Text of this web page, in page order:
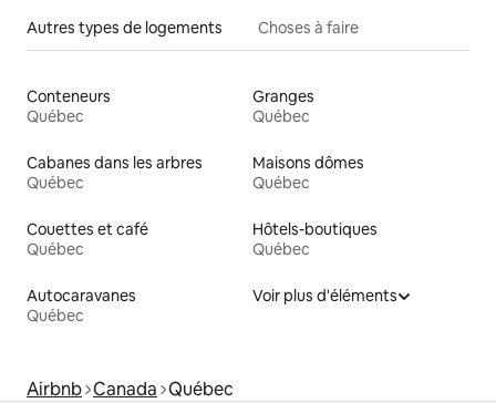
Autres types de logements Choses à faire
Conteneurs
Québec
Granges
Québec
Cabanes dans les arbres
Québec
Maisons dômes
Québec
Couettes et café
Québec
Hôtels-boutiques
Québec
Autocaravanes
Québec
Voir plus d'éléments
Airbnb Canada Québec